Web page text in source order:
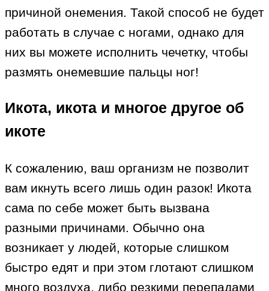
причиной онемения. Такой способ не будет
работать в случае с ногами, однако для
них вы можете исполнить чечетку, чтобы
размять онемевшие пальцы ног!
Икота, икота и многое другое об
икоте
К сожалению, ваш организм не позволит
вам икнуть всего лишь один разок! Икота
сама по себе может быть вызвана
разными причинами. Обычно она
возникает у людей, которые слишком
быстро едят и при этом глотают слишком
много воздуха, либо резкими перепадами